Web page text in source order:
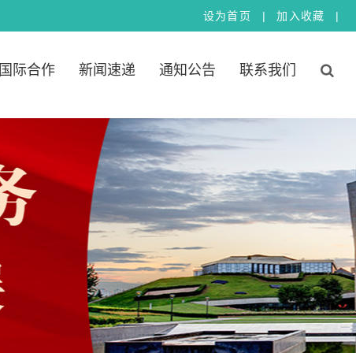
设为首 页 | 加 入 收藏 |
国际合作 新闻速递 通知公告 联系我们